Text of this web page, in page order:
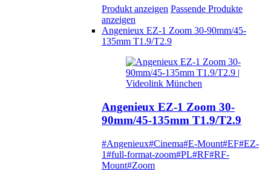
Produkt anzeigen Passende Produkte
anzeigen
Angenieux EZ-1 Zoom 30-90mm/45-
135mm T1.9/T2.9
Angenieux EZ-1 Zoom 30-
90mm/45-135mm T1.9/T2.9
#Angenieux#Cinema#E-Mount#EF#EZ-
1#full-format-zoom#PL#RF#RF-
Mount#Zoom